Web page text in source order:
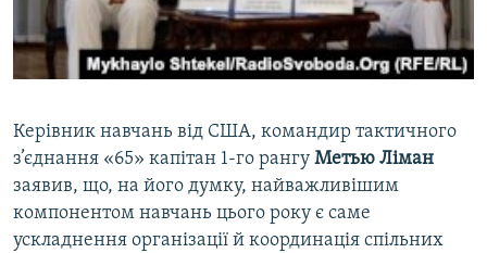
Керівник навчань від США, командир тактичного
з’єднання «65» капітан 1-го рангу Метью Ліман
заявив, що, на його думку, найважливішим
компонентом навчань цього року є саме
ускладнення організації й координація спільних